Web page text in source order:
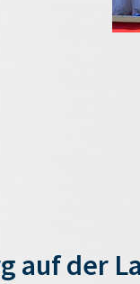
auf der